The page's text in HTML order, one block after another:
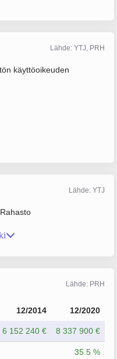
Lähde: YTJ, PRH
käyttöoikeuden
Lähde: YTJ
Lähde: PRH
12/2014 12/2020
6 152 240 € 8 337 900 €
35.5 %